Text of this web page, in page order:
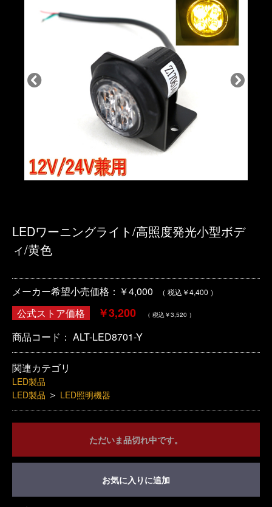
LEDワーニングライト/高照度発光小型ボデ
ィ/黄色
メーカー希望小売価格：￥4,000 （ 税込￥4,400 ）
公式ストア価格 ￥3,200 （ 税込￥3,520 ）
商品コード： ALT-LED8701-Y
関連カテゴリ
LED製品
LED製品 ＞ LED照明機器
ただいま品切れ中です。
お気に入りに追加